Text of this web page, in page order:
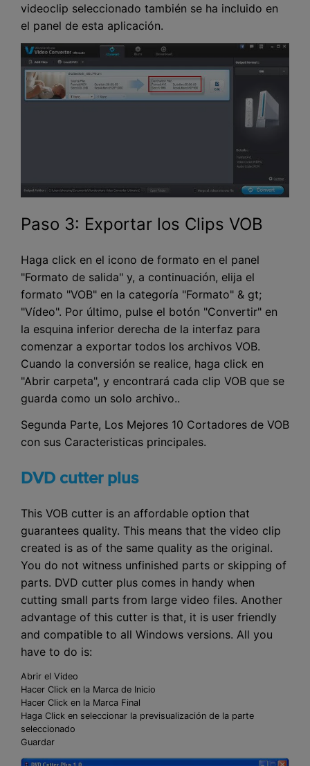
videoclip seleccionado también se ha incluido en
el panel de esta aplicación.
Paso 3: Exportar los Clips VOB
Haga click en el icono de formato en el panel
"Formato de salida" y, a continuación, elija el
formato "VOB" en la categoría "Formato" & gt;
"Vídeo". Por último, pulse el botón "Convertir" en
la esquina inferior derecha de la interfaz para
comenzar a exportar todos los archivos VOB.
Cuando la conversión se realice, haga click en
"Abrir carpeta", y encontrará cada clip VOB que se
guarda como un solo archivo..
Segunda Parte, Los Mejores 10 Cortadores de VOB
con sus Caracteristicas principales.
DVD cutter plus
This VOB cutter is an affordable option that
guarantees quality. This means that the video clip
created is as of the same quality as the original.
You do not witness unfinished parts or skipping of
parts. DVD cutter plus comes in handy when
cutting small parts from large video files. Another
advantage of this cutter is that, it is user friendly
and compatible to all Windows versions. All you
have to do is:
Abrir el Video
Hacer Click en la Marca de Inicio
Hacer Click en la Marca Final
Haga Click en seleccionar la previsualización de la parte
seleccionado
Guardar